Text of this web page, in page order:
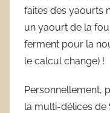
faites des yaourts
un yaourt de la
ferment pour la
le calcul change) !
Personnellement,
la multi-délices de